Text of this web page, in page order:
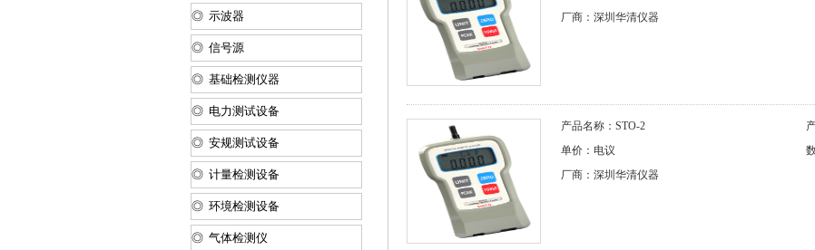
◎ 示波器
◎ 信号源
◎ 基础检测仪器
◎ 电力测试设备
◎ 安规测试设备
◎ 计量检测设备
◎ 环境检测设备
◎ 气体检测仪
厂商：深圳华清仪器
产品名称：STO-2
单价：电议
厂商：深圳华清仪器